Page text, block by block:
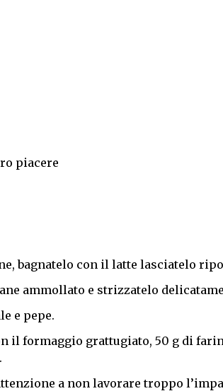
piacere
bagnatelo con il latte lasciatelo
ammollato e strizzatelo
e pepe.
il formaggio grattugiato, 50 g di
a non lavorare troppo